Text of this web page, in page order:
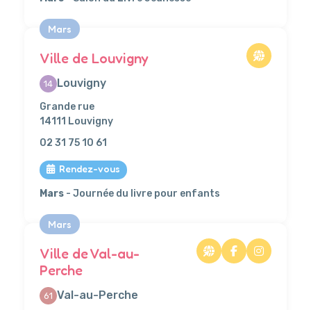
Mars
Ville de Louvigny
14 Louvigny
Grande rue
14111 Louvigny
02 31 75 10 61
Rendez-vous
Mars - Journée du livre pour enfants
Mars
Ville de Val-au-
Perche
61 Val-au-Perche